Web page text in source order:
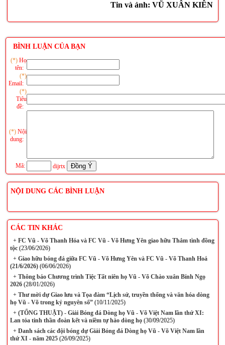
Tin và ảnh: VŨ XUÂN KIÊN
BÌNH LUẬN CỦA BẠN
(*) Họ
tên:
(*)
Email:
(*)
Tiêu
đề:
(*) Nội
dung:
Mã: dijrtx
NỘI DUNG CÁC BÌNH LUẬN
CÁC TIN KHÁC
+FC Vũ - Võ Thanh Hóa và FC Vũ - Võ Hưng Yên giao hữu Thắm tình đồng
tộc(23/06/2026)
+Giao hữu bóng đá giữa FC Vũ - Võ Hưng Yên và FC Vũ - Võ Thanh Hoá
(21/6/2026)(06/06/2026)
+Thông báo Chương trình Tiệc Tất niên họ Vũ - Võ Chào xuân Bính Ngọ
2026(28/01/2026)
+Thư mời dự Giao lưu và Tọa đàm “Lịch sử, truyền thống và văn hóa dòng
họ Vũ - Võ trong kỷ nguyên số”(10/11/2025)
+(TỔNG THUẬT) - Giải Bóng đá Dòng họ Vũ - Võ Việt Nam lần thứ XI:
Lan tỏa tinh thần đoàn kết và niềm tự hào dòng họ(30/09/2025)
+Danh sách các đội bóng dự Giải Bóng đá Dòng họ Vũ - Võ Việt Nam lần
thứ XI - năm 2025(26/09/2025)